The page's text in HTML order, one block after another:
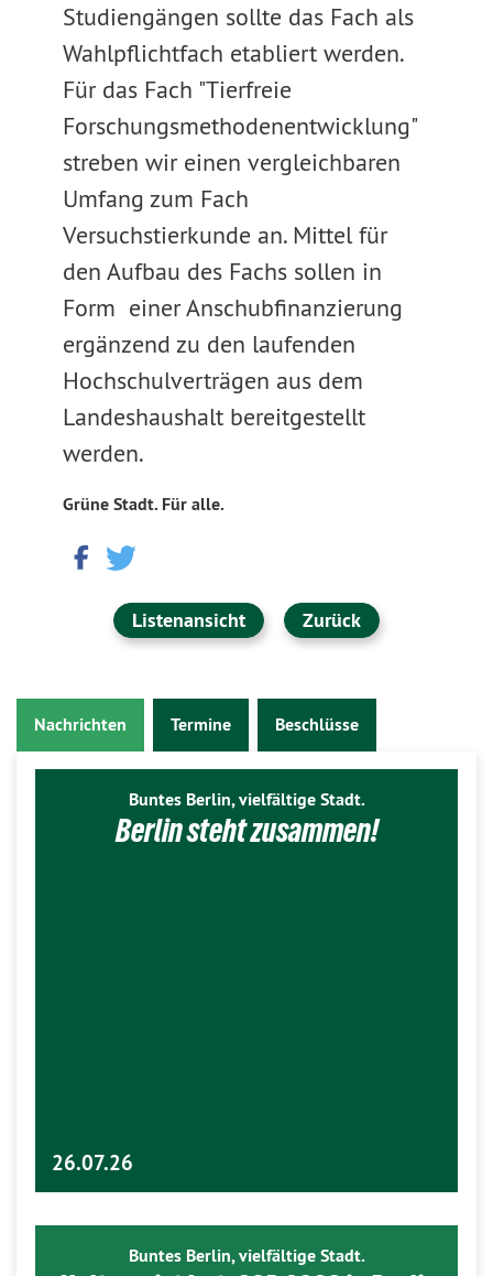
Studiengängen sollte das Fach als
Wahlpflichtfach etabliert werden.
Für das Fach "Tierfreie
Forschungsmethodenentwicklung"
streben wir einen vergleichbaren
Umfang zum Fach
Versuchstierkunde an. Mittel für
den Aufbau des Fachs sollen in
Form einer Anschubfinanzierung
ergänzend zu den laufenden
Hochschulverträgen aus dem
Landeshaushalt bereitgestellt
werden.
Grüne Stadt. Für alle.
Listenansicht Zurück
Nachrichten Termine Beschlüsse
Buntes Berlin, vielfältige Stadt.
Berlin steht zusammen!
26.07.26
Buntes Berlin, vielfältige Stadt.